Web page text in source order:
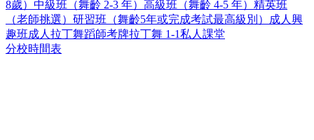
8歲） 中級班（舞齡 2-3 年） 高級班（舞齡 4-5 年） 精英班
（老師挑選） 研習班（舞齡5年或完成考試最高級別）
成人興
趣班成人拉丁舞蹈師考牌拉丁舞 1-1私人課堂
分校時間表